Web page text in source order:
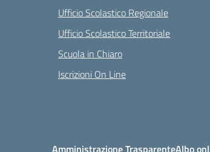
Ufficio Scolastico Regionale
Ufficio Scolastico Territoriale
Scuola in Chiaro
Iscrizioni On Line
Amministrazione TrasparenteAlbo